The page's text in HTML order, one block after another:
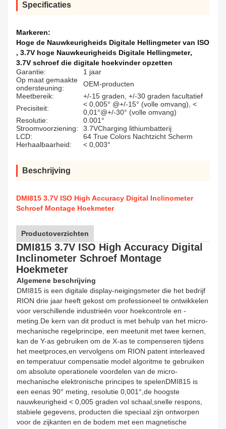
Specificaties
Markeren:
Hoge de Nauwkeurigheids Digitale Hellingmeter van ISO
, 3.7V hoge Nauwkeurigheids Digitale Hellingmeter,
3.7V schroef die digitale hoekvinder opzetten
Garantie:
1 jaar
Op maat gemaakte
ondersteuning:
OEM-producten
Meetbereik:
+/-15 graden, +/-30 graden facultatief
Precisiteit:
< 0,005° @+/-15° (volle omvang), <
0,01°@+/-30° (volle omvang)
Resolutie:
0.001°
Stroomvoorziening:
3.7VCharging lithiumbatterij
LCD:
64 True Colors Nachtzicht Scherm
Herhaalbaarheid:
< 0,003°
Beschrijving
DMI815 3.7V ISO High Accuracy Digital Inclinometer
Schroef Montage Hoekmeter
Productoverzichten
DMI815 3.7V ISO High Accuracy Digital
Inclinometer Schroef Montage
Hoekmeter
Algemene beschrijving
DMI815 is een digitale display-neigingsmeter die het bedrijf
RION drie jaar heeft gekost om professioneel te ontwikkelen
voor verschillende industrieën voor hoekcontrole en -
meting.De kern van dit product is met behulp van het micro-
mechanische regelprincipe, een meetunit met twee kernen,
kan de Y-as gebruiken om de X-as te compenseren tijdens
het meetproces,en vervolgens om RION patent interleaved
en temperatuur compensatie model algoritme te gebruiken
om absolute operationele voordelen van de micro-
mechanische elektronische principes te spelenDMI815 is
een eenas 90° meting, resolutie 0,001°,de hoogste
nauwkeurigheid < 0,005 graden vol schaal,snelle respons,
stabiele gegevens, producten die speciaal zijn ontworpen
voor de zijkanten en de bodem met een magnetische